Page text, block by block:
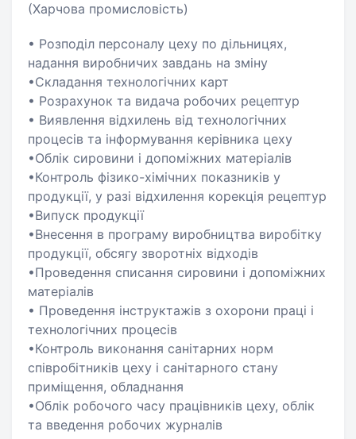
(Харчова промисловість)
• Розподіл персоналу цеху по дільницях,
надання виробничих завдань на зміну
•Складання технологічних карт
• Розрахунок та видача робочих рецептур
• Виявлення відхилень від технологічних
процесів та інформування керівника цеху
•Облік сировини і допоміжних матеріалів
•Контроль фізико-хімічних показників у
продукції, у разі відхилення корекція рецептур
•Випуск продукції
•Внесення в програму виробництва виробітку
продукції, обсягу зворотніх відходів
•Проведення списання сировини і допоміжних
матеріалів
• Проведення інструктажів з охорони праці і
технологічних процесів
•Контроль виконання санітарних норм
співробітників цеху і санітарного стану
приміщення, обладнання
•Облік робочого часу працівників цеху, облік
та введення робочих журналів